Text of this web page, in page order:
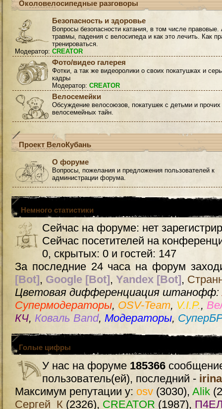
Околовелосипедные разговоры
Безопасность и здоровье
Вопросы безопасности катания, в том числе правовые.
травмы, падения с велосипеда и как это лечить. Как
тренироваться.
Модератор: CREATOR
Фото/видео галерея
Фотки, а так же видеоролики о своих покатушках и
кадры
Модератор: CREATOR
Велосемейки
Обсуждение велосоюзов, покатушек с детьми и прочих
велосемейных тайн.
Проект ВелоКубань
О форуме
Вопросы, пожелания и предложения пользователей к
администрации форума.
Немного статистики
Сейчас на форуме: нет
Сейчас посетителей на
0, скрытых: 0 и гостей: 147
За последние 24 часа на форум
[Bot], Google [Bot], Yandex [Bot],
Цветовая дифференциация штанофф:
Супермодераторы, OSV-Team, V.I.P.,
КЧ, Коваль Band, Модераторы,
Голые цифры
У нас на форуме 185366
пользователь(ей), последний -
Максимум репутации у: osv (3030), Alik
Сергей_К (2326), CREATOR (1987),